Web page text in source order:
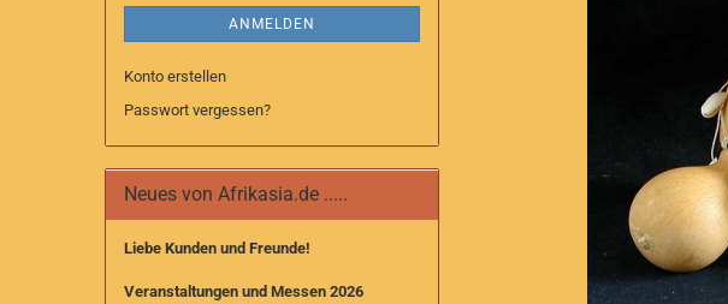
ANMELDEN
Konto erstellen
Passwort vergessen?
Neues von Afrikasia.de .....
Liebe Kunden und Freunde!
Veranstaltungen und Messen 2026